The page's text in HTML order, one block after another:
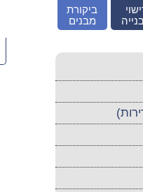
ביקורת
מבנים